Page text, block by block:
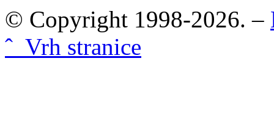
© Copyright 1998-2026. –
ˆ Vrh stranice